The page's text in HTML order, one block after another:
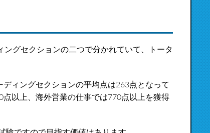
グセクションの二つで分かれていて、トータ
ィングセクションの平均点は263点となって
以上、海外営業の仕事では770点以上を獲得